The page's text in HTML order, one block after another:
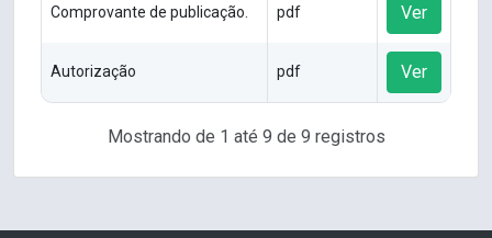
Comprovante de publicação. pdf Ver
Autorização pdf Ver
Mostrando de 1 até 9 de 9 registros